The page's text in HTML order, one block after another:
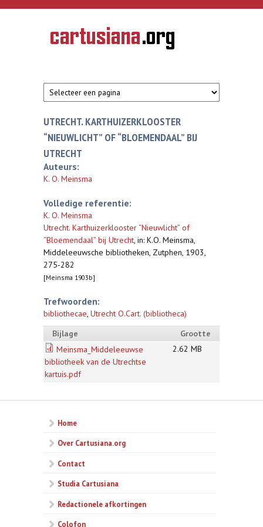
Overslaan en naar de inhoud gaan
CARTUSIANA
Geschiedenis
van de
UTRECHT. KARTHUIZERKLOOSTER
“NIEUWLICHT” OF “BLOEMENDAAL” BIJ
UTRECHT
Auteurs:
K. O. Meinsma
Volledige referentie:
K. O. Meinsma
Utrecht. Karthuizerklooster “Nieuwlicht” of
“Bloemendaal” bij Utrecht, in: K.O. Meinsma,
Middeleeuwsche bibliotheken, Zutphen, 1903,
275-282
[Meinsma 1903b]
Trefwoorden:
bibliothecae, Utrecht O.Cart. (bibliotheca)
Bijlage
Grootte
Meinsma_Middeleeuwse
bibliotheek van de Utrechtse
kartuis.pdf
2.62 MB
Home
Over Cartusiana.org
Contact
Studia Cartusiana
Redactionele afkortingen
Colofon